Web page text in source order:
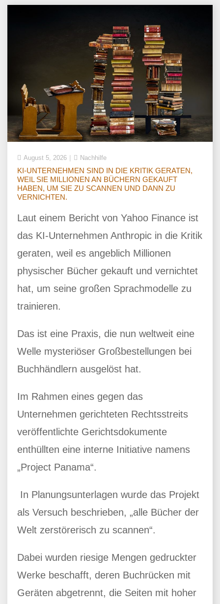
August 5, 2026 Nachhilfe
KI-UNTERNEHMEN SIND IN DIE KRITIK GERATEN,
WEIL SIE MILLIONEN AN BÜCHERN GEKAUFT
HABEN, UM SIE ZU SCANNEN UND DANN ZU
VERNICHTEN.
Laut einem Bericht von Yahoo Finance ist
das KI-Unternehmen Anthropic in die Kritik
geraten, weil es angeblich Millionen
physischer Bücher gekauft und vernichtet
hat, um seine großen Sprachmodelle zu
trainieren.
Das ist eine Praxis, die nun weltweit eine
Welle mysteriöser Großbestellungen bei
Buchhändlern ausgelöst hat.
Im Rahmen eines gegen das
Unternehmen gerichteten Rechtsstreits
veröffentlichte Gerichtsdokumente
enthüllten eine interne Initiative namens
„Project Panama“.
In Planungsunterlagen wurde das Projekt
als Versuch beschrieben, „alle Bücher der
Welt zerstörerisch zu scannen“.
Dabei wurden riesige Mengen gedruckter
Werke beschafft, deren Buchrücken mit
Geräten abgetrennt, die Seiten mit hoher